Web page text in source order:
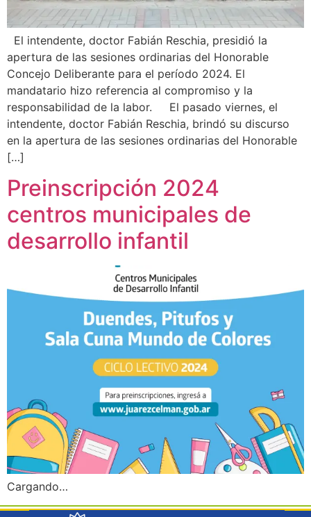
El intendente, doctor Fabián Reschia, presidió la
apertura de las sesiones ordinarias del Honorable
Concejo Deliberante para el período 2024. El
mandatario hizo referencia al compromiso y la
responsabilidad de la labor. El pasado viernes, el
intendente, doctor Fabián Reschia, brindó su discurso
en la apertura de las sesiones ordinarias del Honorable
[…]
Preinscripción 2024
centros municipales de
desarrollo infantil
Cargando…